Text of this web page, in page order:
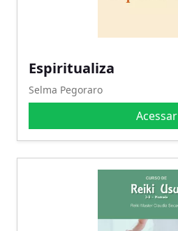
Espiritualiza
Selma Pegoraro
Acessar